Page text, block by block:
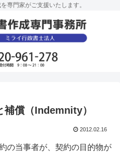
専門家がご支援いたします。
償（Indemnity）
2012.02.16
の当事者が、契約の目的物が